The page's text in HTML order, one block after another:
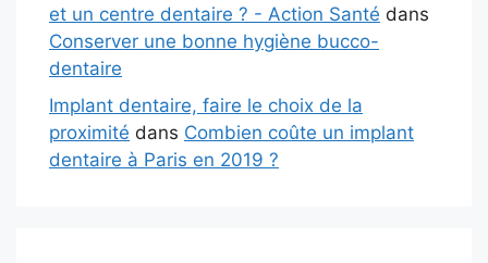
et un centre dentaire ? - Action Santé dans
Conserver une bonne hygiène bucco-
dentaire
Implant dentaire, faire le choix de la
proximité dans Combien coûte un implant
dentaire à Paris en 2019 ?